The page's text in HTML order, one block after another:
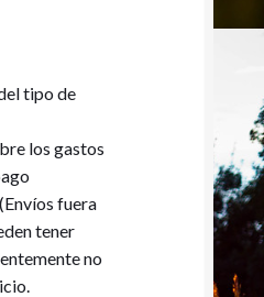
tipo de
los gastos
fuera
tener
no